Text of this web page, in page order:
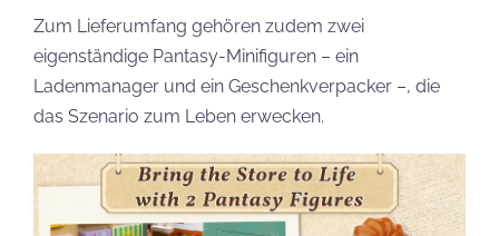
Zum Lieferumfang gehören zudem zwei
eigenständige Pantasy-Minifiguren – ein
Ladenmanager und ein Geschenkverpacker –, die
das Szenario zum Leben erwecken.